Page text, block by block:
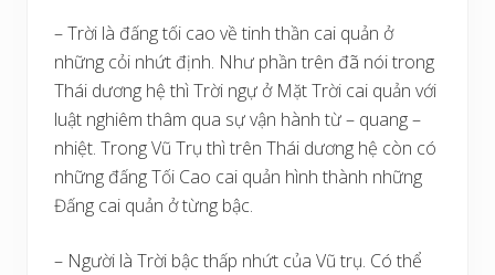
– Trời là đấng tối cao về tinh thần cai quản ở
những cỏi nhứt định. Như phần trên đã nói trong
Thái dương hệ thì Trời ngự ở Mặt Trời cai quản với
luật nghiêm thâm qua sự vận hành từ – quang –
nhiệt. Trong Vũ Trụ thì trên Thái dương hệ còn có
những đấng Tối Cao cai quản hình thành những
Đấng cai quản ở từng bậc.
– Người là Trời bậc thấp nhứt của Vũ trụ. Có thể